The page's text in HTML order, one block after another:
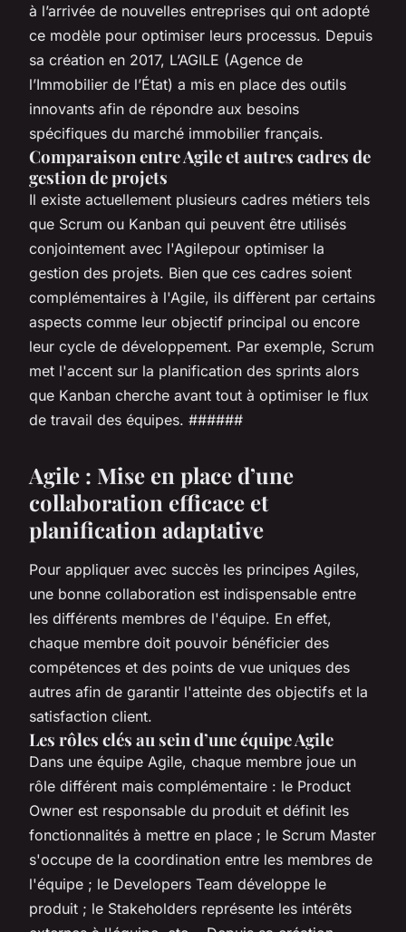
à l’arrivée de nouvelles entreprises qui ont adopté
ce modèle pour optimiser leurs processus. Depuis
sa création en 2017, L’AGILE (Agence de
l’Immobilier de l’État) a mis en place des outils
innovants afin de répondre aux besoins
spécifiques du marché immobilier français.
Comparaison entre Agile et autres cadres de
gestion de projets
Il existe actuellement plusieurs cadres métiers tels
que Scrum ou Kanban qui peuvent être utilisés
conjointement avec l'Agilepour optimiser la
gestion des projets. Bien que ces cadres soient
complémentaires à l'Agile, ils diffèrent par certains
aspects comme leur objectif principal ou encore
leur cycle de développement. Par exemple, Scrum
met l'accent sur la planification des sprints alors
que Kanban cherche avant tout à optimiser le flux
de travail des équipes. ######
Agile : Mise en place d’une
collaboration efficace et
planification adaptative
Pour appliquer avec succès les principes Agiles,
une bonne collaboration est indispensable entre
les différents membres de l'équipe. En effet,
chaque membre doit pouvoir bénéficier des
compétences et des points de vue uniques des
autres afin de garantir l'atteinte des objectifs et la
satisfaction client.
Les rôles clés au sein d’une équipe Agile
Dans une équipe Agile, chaque membre joue un
rôle différent mais complémentaire : le Product
Owner est responsable du produit et définit les
fonctionnalités à mettre en place ; le Scrum Master
s'occupe de la coordination entre les membres de
l'équipe ; le Developers Team développe le
produit ; le Stakeholders représente les intérêts